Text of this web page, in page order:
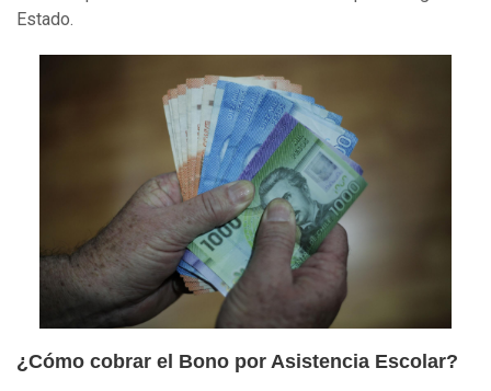
Estado.
¿Cómo cobrar el Bono por Asistencia Escolar?